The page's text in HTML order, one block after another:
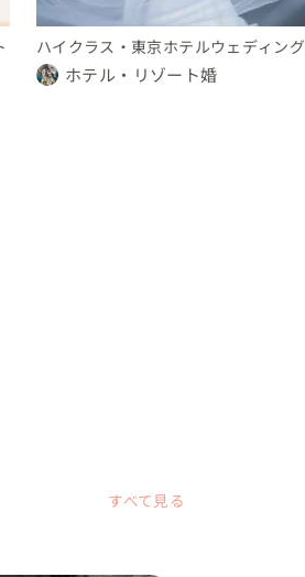
ハイクラス・東京ホテルウェディング
ホテル・リゾート婚
すべて見る